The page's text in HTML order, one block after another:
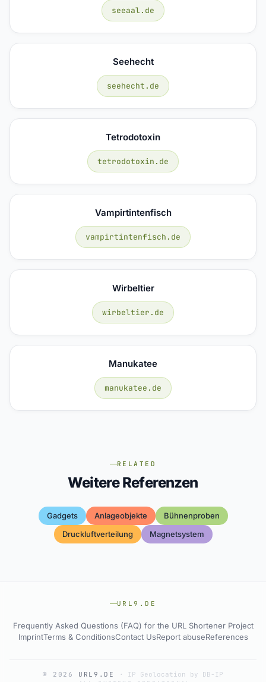
seeaal.de
Seehecht
seehecht.de
Tetrodotoxin
tetrodotoxin.de
Vampirtintenfisch
vampirtintenfisch.de
Wirbeltier
wirbeltier.de
Manukatee
manukatee.de
RELATED
Weitere Referenzen
Gadgets Anlageobjekte
Bühnenproben
Druckluftverteilung
Magnetsystem
URL9.DE
Frequently Asked Questions (FAQ) for the URL Shortener Project
ImprintTerms & ConditionsContact UsReport abuseReferences
© 2026 URL9.DE · IP Geolocation by DB-IP